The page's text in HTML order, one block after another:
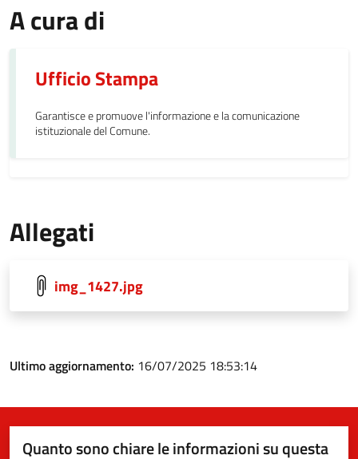
A cura di
Ufficio Stampa
Garantisce e promuove l'informazione e la comunicazione
istituzionale del Comune.
Allegati
img_1427.jpg
Ultimo aggiornamento: 16/07/2025 18:53:14
Quanto sono chiare le informazioni su questa